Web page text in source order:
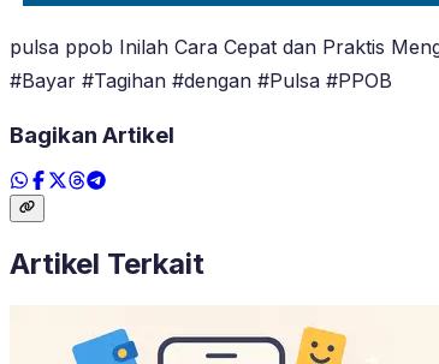
pulsa ppob Inilah Cara Cepat dan Praktis
#Bayar #Tagihan #dengan #Pulsa #PPOB
Bagikan Artikel
Artikel Terkait